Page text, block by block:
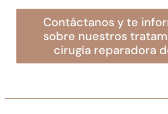
contáctanos y te informaremos
sobre nuestros
cirugía reparadora